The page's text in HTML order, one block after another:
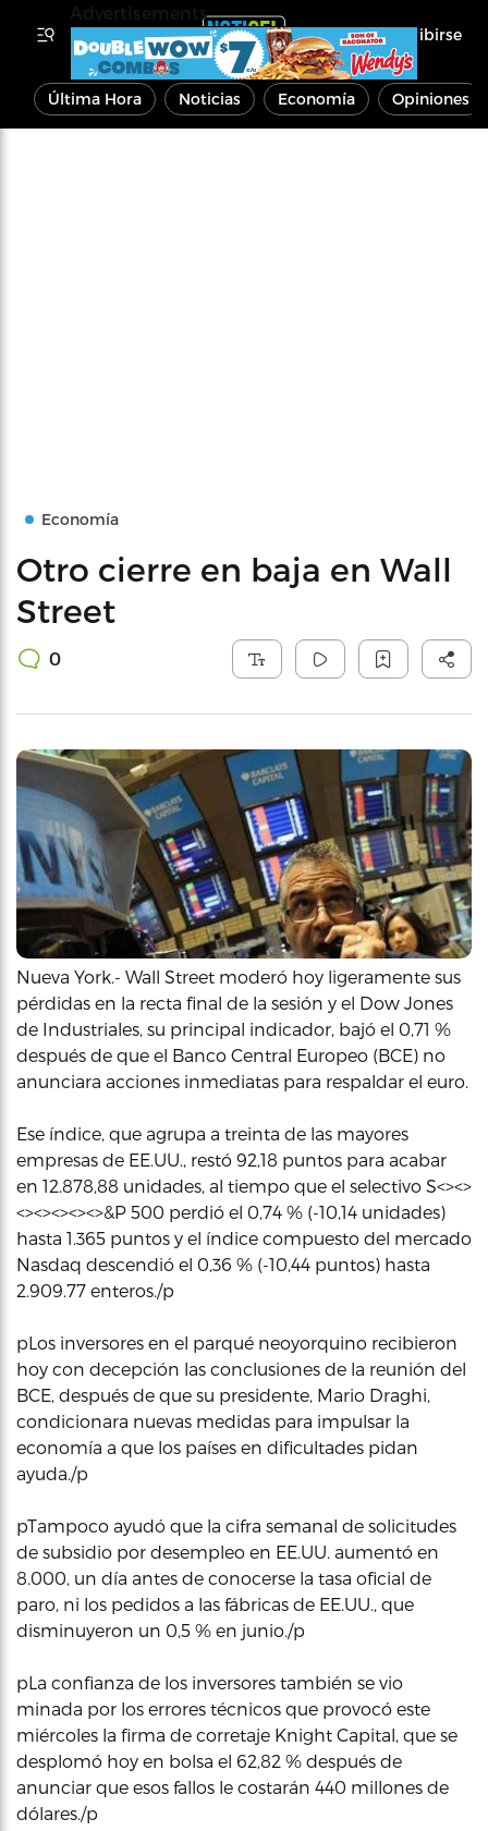
Inscribirse
Última Hora Noticias Economía Opiniones
Economía
Otro cierre en baja en Wall
Street
0
Nueva York.- Wall Street moderó hoy ligeramente sus
pérdidas en la recta final de la sesión y el Dow Jones
de Industriales, su principal indicador, bajó el 0,71 %
después de que el Banco Central Europeo (BCE) no
anunciara acciones inmediatas para respaldar el euro.
Ese índice, que agrupa a treinta de las mayores
empresas de EE.UU., restó 92,18 puntos para acabar
en 12.878,88 unidades, al tiempo que el selectivo S<><>
<><><><><>&P 500 perdió el 0,74 % (-10,14 unidades)
hasta 1.365 puntos y el índice compuesto del mercado
Nasdaq descendió el 0,36 % (-10,44 puntos) hasta
2.909.77 enteros./p
pLos inversores en el parqué neoyorquino recibieron
hoy con decepción las conclusiones de la reunión del
BCE, después de que su presidente, Mario Draghi,
condicionara nuevas medidas para impulsar la
economía a que los países en dificultades pidan
ayuda./p
pTampoco ayudó que la cifra semanal de solicitudes
de subsidio por desempleo en EE.UU. aumentó en
8.000, un día antes de conocerse la tasa oficial de
paro, ni los pedidos a las fábricas de EE.UU., que
disminuyeron un 0,5 % en junio./p
pLa confianza de los inversores también se vio
minada por los errores técnicos que provocó este
miércoles la firma de corretaje Knight Capital, que se
desplomó hoy en bolsa el 62,82 % después de
anunciar que esos fallos le costarán 440 millones de
dólares./p
Advertisements